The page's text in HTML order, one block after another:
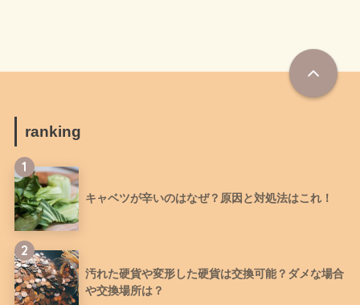
ranking
1
キャベツが辛いのはなぜ？原因と対処法はこれ！
2
汚れた硬貨や変形した硬貨は交換可能？ダメな場合
や交換場所は？